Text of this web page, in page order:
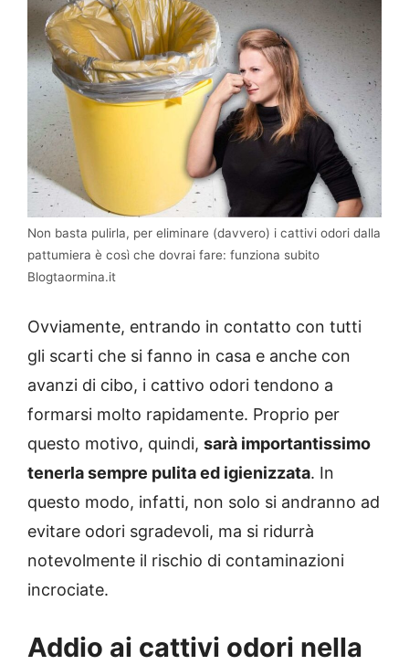
Non basta pulirla, per eliminare (davvero) i cattivi odori dalla
pattumiera è così che dovrai fare: funziona subito
Blogtaormina.it
Ovviamente, entrando in contatto con tutti
gli scarti che si fanno in casa e anche con
avanzi di cibo, i cattivo odori tendono a
formarsi molto rapidamente. Proprio per
questo motivo, quindi, sarà importantissimo
tenerla sempre pulita ed igienizzata. In
questo modo, infatti, non solo si andranno ad
evitare odori sgradevoli, ma si ridurrà
notevolmente il rischio di contaminazioni
incrociate.
Addio ai cattivi odori nella